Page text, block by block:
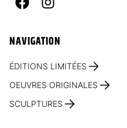
FacebookInstagram
NAVIGATION
ÉDITIONS LIMITÉES
OEUVRES ORIGINALES
SCULPTURES